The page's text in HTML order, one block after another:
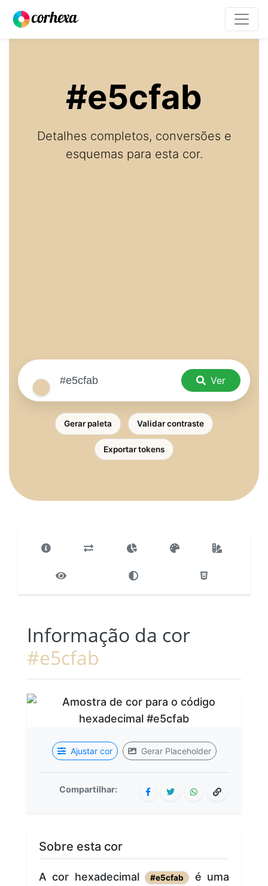
#e5cfab
Detalhes completos, conversões e
esquemas para esta cor.
Ver
Gerar paleta Validar contraste
Exportar tokens
Informação da cor
#e5cfab
Ajustar cor Gerar Placeholder
Compartilhar:
Sobre esta cor
A cor hexadecimal #e5cfab
é uma